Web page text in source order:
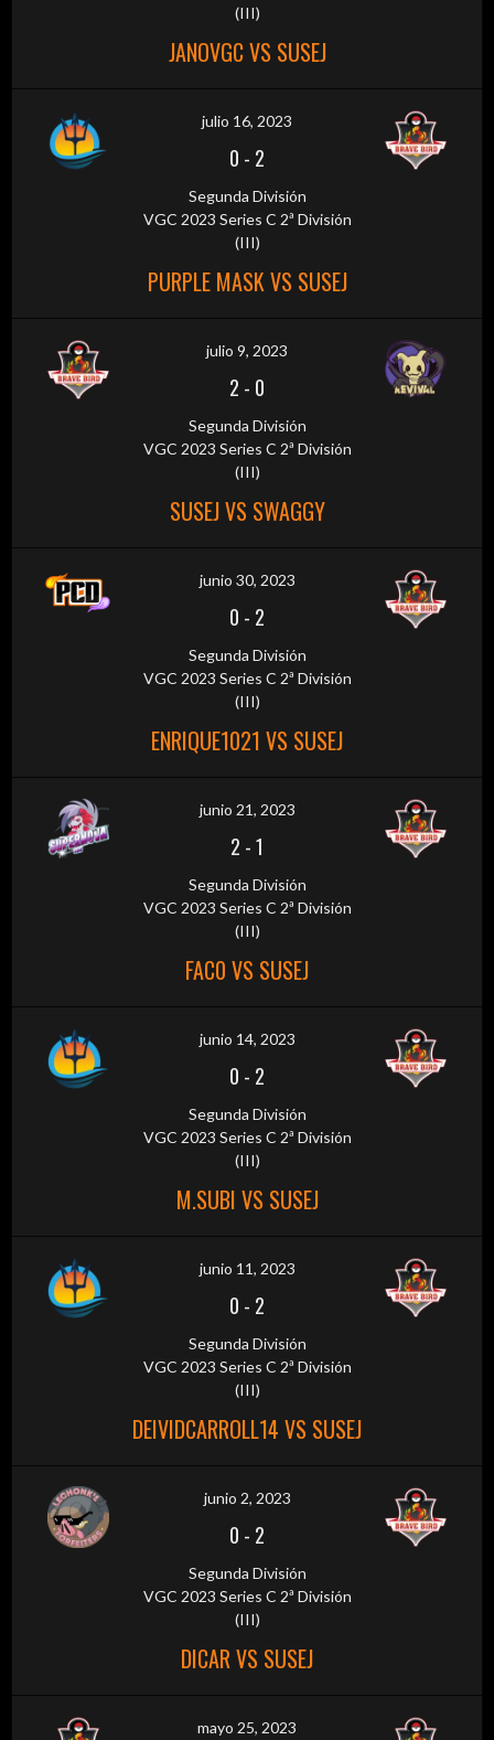
(III)
JANOVGC VS SUSEJ
julio 16, 2023
0 - 2
Segunda División
VGC 2023 Series C 2ª División
(III)
PURPLE MASK VS SUSEJ
julio 9, 2023
2 - 0
Segunda División
VGC 2023 Series C 2ª División
(III)
SUSEJ VS SWAGGY
junio 30, 2023
0 - 2
Segunda División
VGC 2023 Series C 2ª División
(III)
ENRIQUE1021 VS SUSEJ
junio 21, 2023
2 -1
Segunda División
VGC 2023 Series C 2ª División
(III)
FAC0 VS SUSEJ
junio 14, 2023
0 - 2
Segunda División
VGC 2023 Series C 2ª División
(III)
M.SUBI VS SUSEJ
junio 11, 2023
0 - 2
Segunda División
VGC 2023 Series C 2ª División
(III)
DEIVIDCARROLL14 VS SUSEJ
junio 2, 2023
0 - 2
Segunda División
VGC 2023 Series C 2ª División
(III)
DICAR VS SUSEJ
mayo 25, 2023